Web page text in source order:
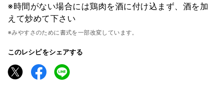
※時間がない場合には鶏肉を酒に付け込まず、酒を加
えて炒めて下さい
※みやすさのために書式を一部改変しています。
このレシピをシェアする